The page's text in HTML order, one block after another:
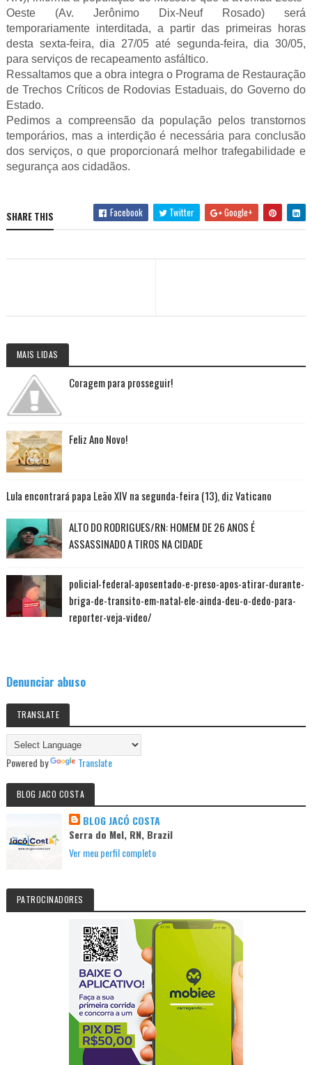
Oeste (Av. Jerônimo Dix-Neuf Rosado) será
temporariamente interditada, a partir das primeiras horas
desta sexta-feira, dia 27/05 até segunda-feira, dia 30/05,
para serviços de recapeamento asfáltico.
Ressaltamos que a obra integra o Programa de Restauração
de Trechos Críticos de Rodovias Estaduais, do Governo do
Estado.
Pedimos a compreensão da população pelos transtornos
temporários, mas a interdição é necessária para conclusão
dos serviços, o que proporcionará melhor trafegabilidade e
segurança aos cidadãos.
SHARE THIS Facebook Twitter Google+
MAIS LIDAS
Coragem para prosseguir!
Feliz Ano Novo!
Lula encontrará papa Leão XIV na segunda-feira (13), diz Vaticano
ALTO DO RODRIGUES/RN: HOMEM DE 26 ANOS É
ASSASSINADO A TIROS NA CIDADE
policial-federal-aposentado-e-preso-apos-atirar-durante-
briga-de-transito-em-natal-ele-ainda-deu-o-dedo-para-
reporter-veja-video/
Denunciar abuso
TRANSLATE
Powered by Translate
BLOG JACO COSTA
BLOG JACÓ COSTA
Serra do Mel, RN, Brazil
Ver meu perfil completo
PATROCINADORES